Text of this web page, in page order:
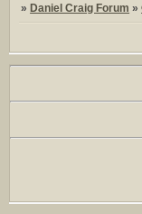
» Daniel Craig Forum »